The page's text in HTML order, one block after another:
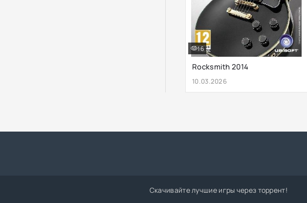
Rocksmith 2014
10.03.2026
16
Скачивайте лучшие игры через торрент!